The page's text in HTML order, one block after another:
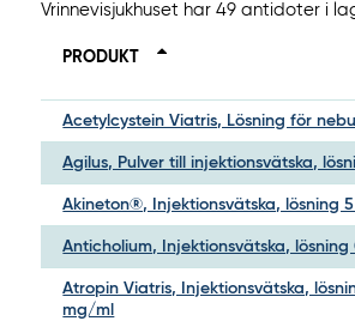
Vrinnevisjukhuset har 49 antidoter i
PRODUKT
Acetylcystein Viatris, Lösning för
Agilus, Pulver till injektionsvätska,
Akineton®, Injektionsvätska, lösning
Anticholium, Injektionsvätska, lösning
Atropin Viatris, Injektionsvätska,
mg/ml